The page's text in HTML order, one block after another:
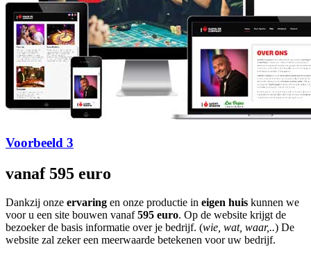
Voorbeeld 3
vanaf 595 euro
Dankzij onze ervaring en onze productie in eigen huis kunnen we
voor u een site bouwen vanaf595 euro. Op de website krijgt de
bezoeker de basis informatie over je bedrijf. (wie, wat, waar,..) De
website zal zeker een meerwaarde betekenen voor uw bedrijf.